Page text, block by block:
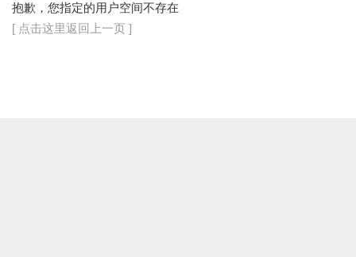
抱歉，您指定的用户空间不存在
[ 点击这里返回上一页 ]